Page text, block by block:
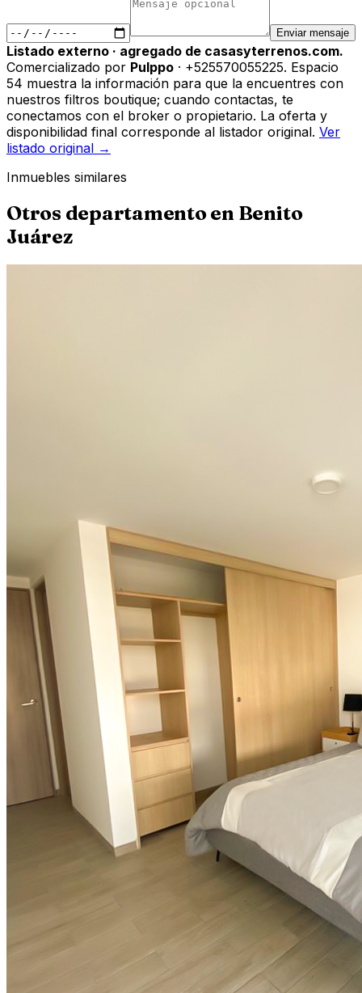
Enviar mensaje
Listado externo · agregado de casasyterrenos.com.
Comercializado por Pulppo · +525570055225. Espacio
54 muestra la información para que la encuentres con
nuestros filtros boutique; cuando contactas, te
conectamos con el broker o propietario. La oferta y
disponibilidad final corresponde al listador original. Ver
listado original →
Inmuebles similares
Otros departamentoen Benito
Juárez